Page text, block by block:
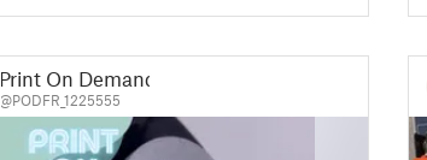
Print On Demand
@PODFR_1225555